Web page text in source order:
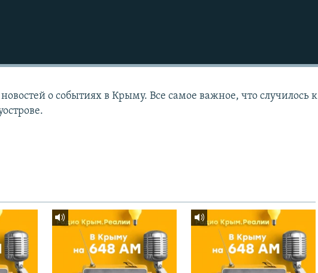
о событиях в Крыму. Все самое важное, что случилось к